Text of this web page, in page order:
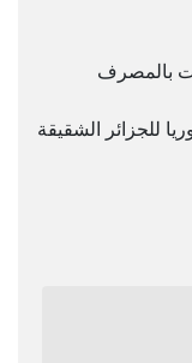
بالمصرف
للجزائر الشقيقة